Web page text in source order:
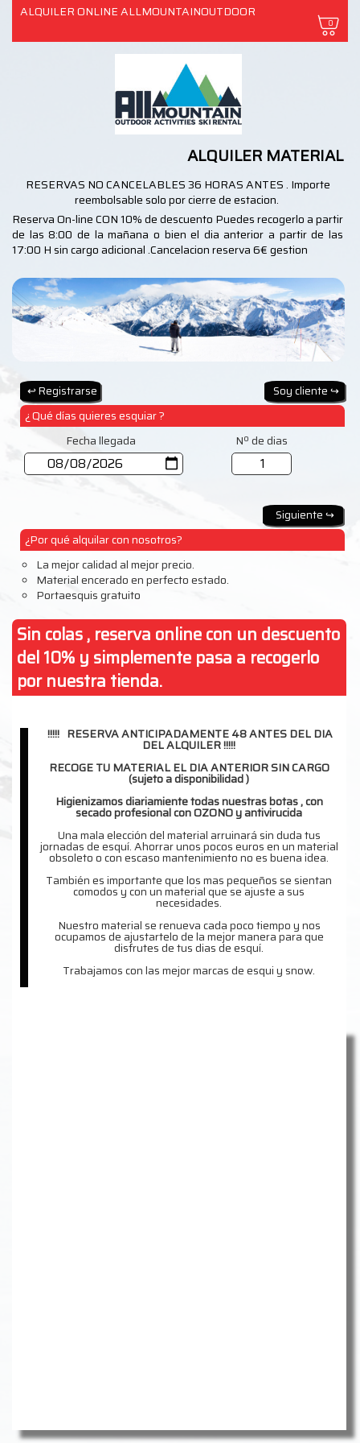
ALQUILER ONLINE ALLMOUNTAINOUTDOOR
0
ALQUILER MATERIAL
RESERVAS NO CANCELABLES 36 HORAS ANTES . Importe
reembolsable solo por cierre de estacion.
Reserva On-line CON 10% de descuento Puedes recogerlo a partir
de las 8:00 de la mañana o bien el dia anterior a partir de las
17:00 H sin cargo adicional .Cancelacion reserva 6€ gestion
¿ Qué días quieres esquiar ?
Fecha llegada
Nº de dias
¿Por qué alquilar con nosotros?
La mejor calidad al mejor precio.
Material encerado en perfecto estado.
Portaesquis gratuito
Sin colas , reserva online con un descuento
del 10% y simplemente pasa a recogerlo
por nuestra tienda.
!!!!! RESERVA ANTICIPADAMENTE 48 ANTES DEL DIA
DEL ALQUILER !!!!!
RECOGE TU MATERIAL EL DIA ANTERIOR SIN CARGO
(sujeto a disponibilidad )
Higienizamos diariamiente todas nuestras botas , con
secado profesional con OZONO y antivirucida
Una mala elección del material arruinará sin duda tus
jornadas de esquí. Ahorrar unos pocos euros en un material
obsoleto o con escaso mantenimiento no es buena idea.
También es importante que los mas pequeños se sientan
comodos y con un material que se ajuste a sus
necesidades.
Nuestro material se renueva cada poco tiempo y nos
ocupamos de ajustartelo de la mejor manera para que
disfrutes de tus dias de esquí.
Trabajamos con las mejor marcas de esqui y snow.